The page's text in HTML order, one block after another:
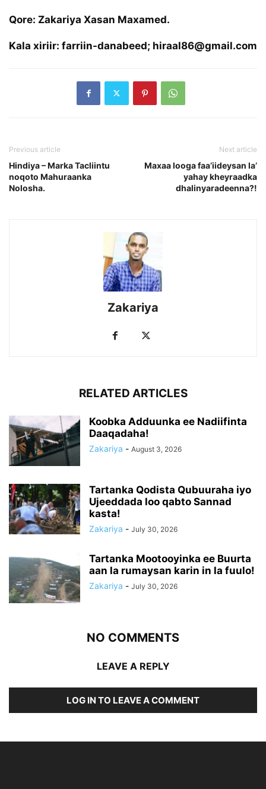
Qore: Zakariya Xasan Maxamed.
Kala xiriir: farriin-danabeed; hiraal86@gmail.com
Previous article
Hindiya – Marka Tacliintu
noqoto Mahuraanka
Nolosha.
Next article
Maxaa looga faa’iideysan la’
yahay kheyraadka
dhalinyaradeenna?!
Zakariya
RELATED ARTICLES
Koobka Adduunka ee Nadiifinta
Daaqadaha!
Zakariya - August 3, 2026
Tartanka Qodista Qubuuraha iyo
Ujeeddada loo qabto Sannad
kasta!
Zakariya - July 30, 2026
Tartanka Mootooyinka ee Buurta
aan la rumaysan karin in la fuulo!
Zakariya - July 30, 2026
NO COMMENTS
LEAVE A REPLY
LOG IN TO LEAVE A COMMENT